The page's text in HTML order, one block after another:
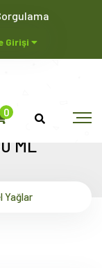
Girişi
0
ML
Yağlar